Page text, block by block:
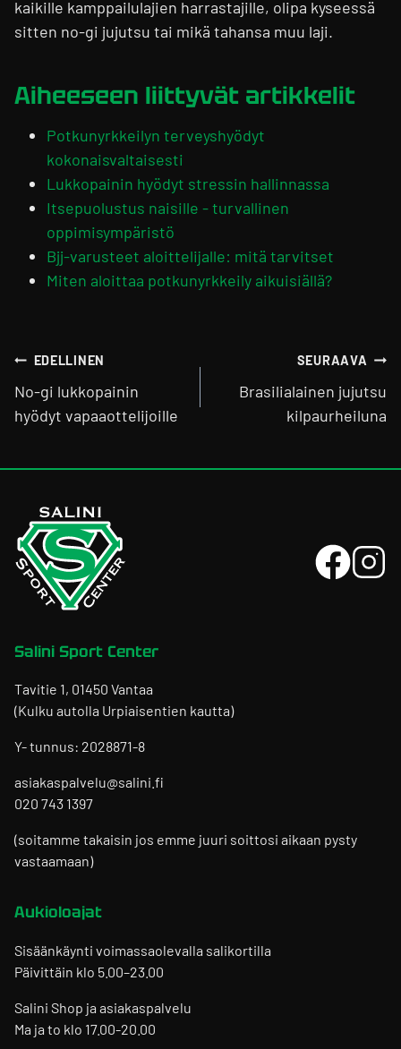
kaikille kamppailulajien harrastajille, olipa kyseessä
sitten no-gi jujutsu tai mikä tahansa muu laji.
Aiheeseen liittyvät artikkelit
Potkunyrkkeilyn terveyshyödyt
kokonaisvaltaisesti
Lukkopainin hyödyt stressin hallinnassa
Itsepuolustus naisille - turvallinen
oppimisympäristö
Bjj-varusteet aloittelijalle: mitä tarvitset
Miten aloittaa potkunyrkkeily aikuisiällä?
Artikkelien
selaus
EDELLINEN
No-gi lukkopainin
hyödyt vapaaottelijoille
SEURAAVA
Brasilialainen jujutsu
kilpaurheiluna
Salini Sport Center
Tavitie 1, 01450 Vantaa
(Kulku autolla Urpiaisentien kautta)
Y- tunnus: 2028871-8
asiakaspalvelu@salini.fi
020 743 1397
(soitamme takaisin jos emme juuri soittosi aikaan pysty
vastaamaan)
Aukioloajat
Sisäänkäynti voimassaolevalla salikortilla
Päivittäin klo 5.00–23.00
Salini Shop ja asiakaspalvelu
Ma ja to klo 17.00-20.00